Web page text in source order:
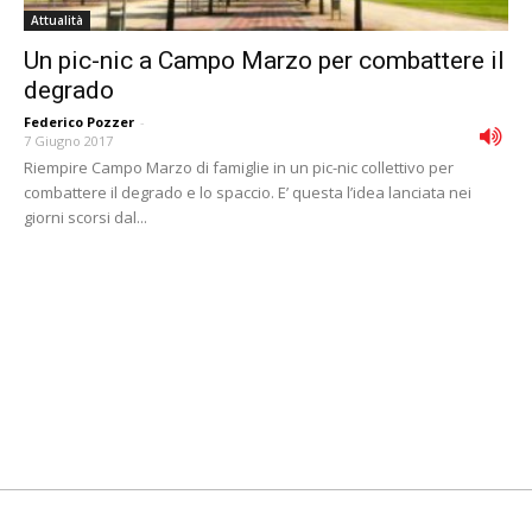
Attualità
Un pic-nic a Campo Marzo per combattere il
degrado
Federico Pozzer -
7 Giugno 2017
Riempire Campo Marzo di famiglie in un pic-nic collettivo per
combattere il degrado e lo spaccio. E’ questa l’idea lanciata nei
giorni scorsi dal...